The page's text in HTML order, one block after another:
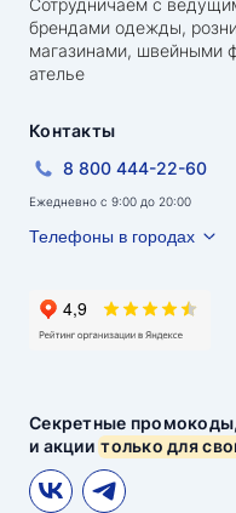
брендами одежды,
магазинами, швейными
ателье
Секретные
и акциитолько для
Контакты
8 800 444-22-60
Ежедневно с 9:00 до 20:00
Телефоны в городах